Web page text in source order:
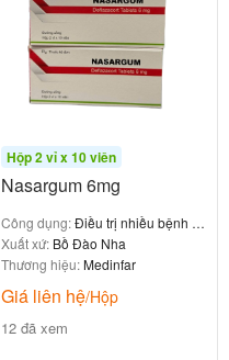
Hộp 2 vỉ x 10 viên
Nasargum 6mg
Công dụng:Điều trị nhiều bệnh lý
viêm nhiễm
Xuất xứ: Bồ Đào Nha
Thương hiệu:Medinfar
Giá liên hệ/Hộp
12 đã xem